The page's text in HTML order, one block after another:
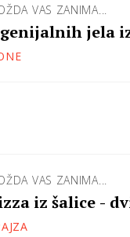
VAS ZANIMA...
jela
VAS ZANIMA...
iz šalice -